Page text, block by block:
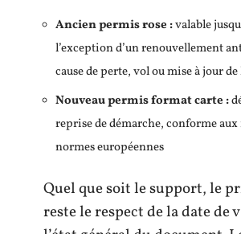
Ancien permis rose :valable
l’exception d’un renouvellement
cause de perte, vol ou mise à jour
Nouveau permis format carte :
reprise de démarche, conforme
normes européennes
Quel que soit le support, le
reste le respect de la date de